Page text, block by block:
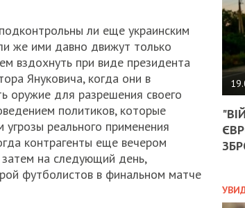
ли еще украинским
же ими давно движут только
вздохнуть при виде президента
Януковича, когда они в
оружие для разрешения своего
политиков, которые
реального применения
контрагенты еще вечером
на следующий день,
футболистов в финальном матче
НА